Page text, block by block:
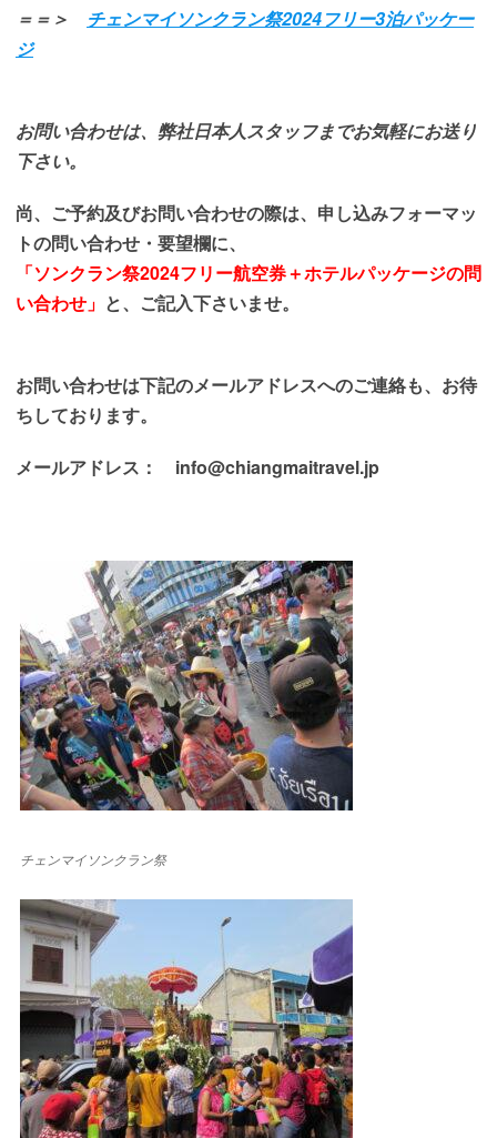
＝＝＞ チェンマイソンクラン祭2024フリー3泊パッケー
ジ
お問い合わせは、弊社日本人スタッフまでお気軽にお送り
下さい。
尚、ご予約及びお問い合わせの際は、申し込みフォーマッ
トの問い合わせ・要望欄に、
「ソンクラン祭2024フリー航空券＋ホテルパッケージの問
い合わせ」 と、ご記入下さいませ。
お問い合わせは下記のメールアドレスへのご連絡も、 お待
ちしております。
メールアドレス： info@chiangmaitravel.jp
チェンマイソンクラン祭